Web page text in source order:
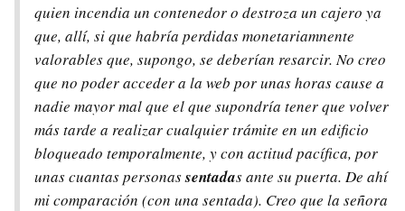
quien incendia un contenedor o destroza un cajero ya
que, allí, si que habría perdidas monetariamnente
valorables que, supongo, se deberían resarcir. No creo
que no poder acceder a la web por unas horas cause a
nadie mayor mal que el que supondría tener que volver
más tarde a realizar cualquier trámite en un edificio
bloqueado temporalmente, y con actitud pacífica, por
unas cuantas personassentadas ante su puerta. De ahí
mi comparación (con una sentada). Creo que la señora